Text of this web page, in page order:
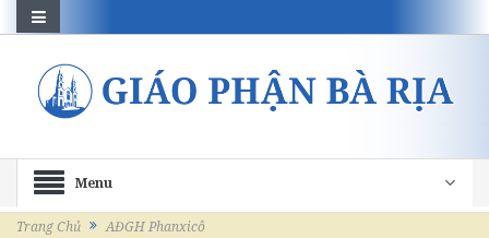
Menu
Trang Chủ AĐGH Phanxicô